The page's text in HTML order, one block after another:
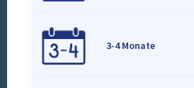
3-4 Monate